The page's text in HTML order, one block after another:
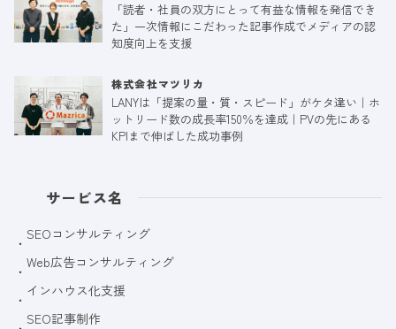
「読者・社員の双方にとって有益な情報を発信でき
た」一次情報にこだわった記事作成でメディアの認
知度向上を支援
株式会社マツリカ
LANYは「提案の量・質・スピード」がケタ違い｜ホ
ットリード数の成長率150％を達成｜PVの先にある
KPIまで伸ばした成功事例
サービス名
SEOコンサルティング
Web広告コンサルティング
インハウス化支援
SEO記事制作